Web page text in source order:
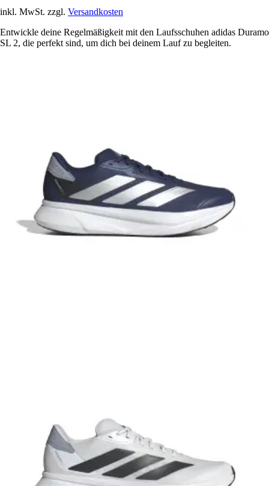
inkl. MwSt. zzgl. Versandkosten
Entwickle deine Regelmäßigkeit mit den Laufsschuhen adidas Duramo
SL 2, die perfekt sind, um dich bei deinem Lauf zu begleiten.